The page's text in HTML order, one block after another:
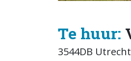
Te huur:
3544DB